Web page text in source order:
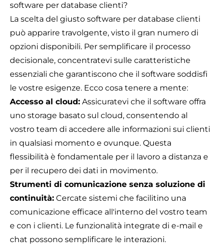
software per database clienti?
La scelta del giusto software per database clienti
può apparire travolgente, visto il gran numero di
opzioni disponibili. Per semplificare il processo
decisionale, concentratevi sulle caratteristiche
essenziali che garantiscono che il software soddisfi
le vostre esigenze. Ecco cosa tenere a mente:
Accesso al cloud: Assicuratevi che il software offra
uno storage basato sul cloud, consentendo al
vostro team di accedere alle informazioni sui clienti
in qualsiasi momento e ovunque. Questa
flessibilità è fondamentale per il lavoro a distanza e
per il recupero dei dati in movimento.
Strumenti di comunicazione senza soluzione di
continuità: Cercate sistemi che facilitino una
comunicazione efficace all'interno del vostro team
e con i clienti. Le funzionalità integrate di e-mail e
chat possono semplificare le interazioni.